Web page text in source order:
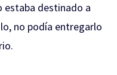
estaba destinado a
no podía entregarlo